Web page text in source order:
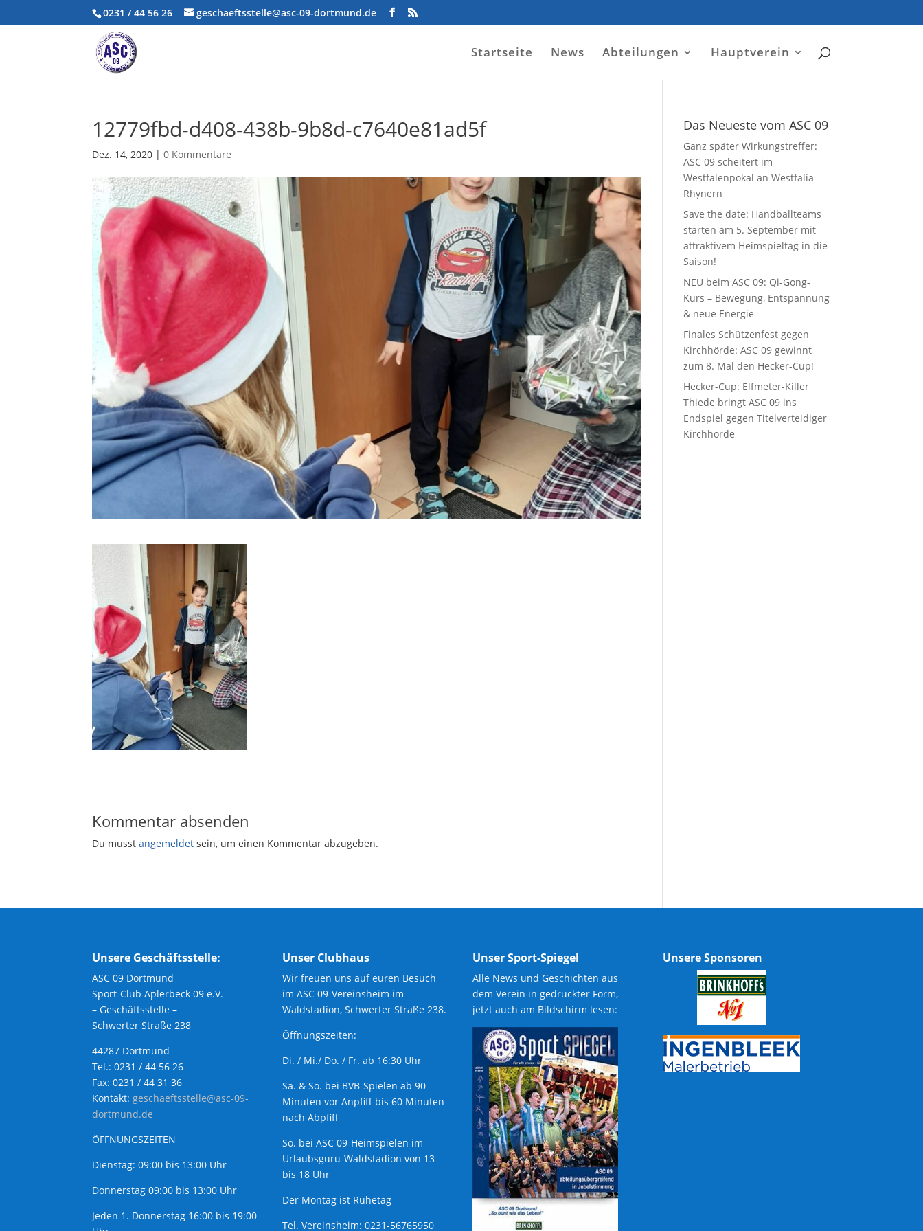
0231 / 44 56 26 geschaeftsstelle@asc-09-dortmund.de
Startseite News Abteilungen Hauptverein
12779fbd-d408-438b-9b8d-c7640e81ad5f
Dez. 14, 2020 |0 Kommentare
Kommentar absenden
Du musstangemeldet sein, um einen Kommentar abzugeben.
Das Neueste vom ASC 09
Ganz später Wirkungstreffer:
ASC 09 scheitert im
Westfalenpokal an Westfalia
Rhynern
Save the date: Handballteams
starten am 5. September mit
attraktivem Heimspieltag in die
Saison!
NEU beim ASC 09: Qi-Gong-
Kurs – Bewegung, Entspannung
& neue Energie
Finales Schützenfest gegen
Kirchhörde: ASC 09 gewinnt
zum 8. Mal den Hecker-Cup!
Hecker-Cup: Elfmeter-Killer
Thiede bringt ASC 09 ins
Endspiel gegen Titelverteidiger
Kirchhörde
Unsere Geschäftsstelle:
ASC 09 Dortmund
Sport-Club Aplerbeck 09 e.V.
– Geschäftsstelle –
Schwerter Straße 238
44287 Dortmund
Tel.: 0231 / 44 56 26
Fax: 0231 / 44 31 36
Kontakt:geschaeftsstelle@asc-09-
dortmund.de
ÖFFNUNGSZEITEN
Dienstag: 09:00 bis 13:00 Uhr
Donnerstag 09:00 bis 13:00 Uhr
Jeden 1. Donnerstag 16:00 bis 19:00
Unser Clubhaus
Wir freuen uns auf euren Besuch
im ASC 09-Vereinsheim im
Waldstadion, Schwerter Straße 238.
Öffnungszeiten:
Di. / Mi./ Do. / Fr. ab 16:30 Uhr
Sa. & So. bei BVB-Spielen ab 90
Minuten vor Anpfiff bis 60 Minuten
nach Abpfiff
So. bei ASC 09-Heimspielen im
Urlaubsguru-Waldstadion von 13
bis 18 Uhr
Der Montag ist Ruhetag
Tel. Vereinsheim: 0231-56765950
Unser Sport-Spiegel
Alle News und Geschichten aus
dem Verein in gedruckter Form,
jetzt auch am Bildschirm lesen:
Unsere Sponsoren